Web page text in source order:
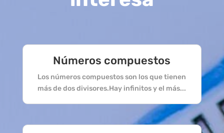
Números compuestos
Los números compuestos son los que tienen
más de dos divisores.Hay infinitos y el más...